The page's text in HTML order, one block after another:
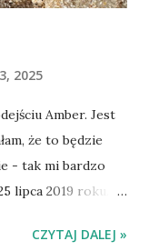
2025
Amber. Jest
że to będzie
- tak mi bardzo
lipca 2019 roku.
a kilka
CZYTAJ DALEJ »